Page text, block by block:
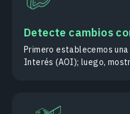
Detecte cambios
Primero establecemos
Interés (AOI); luego,